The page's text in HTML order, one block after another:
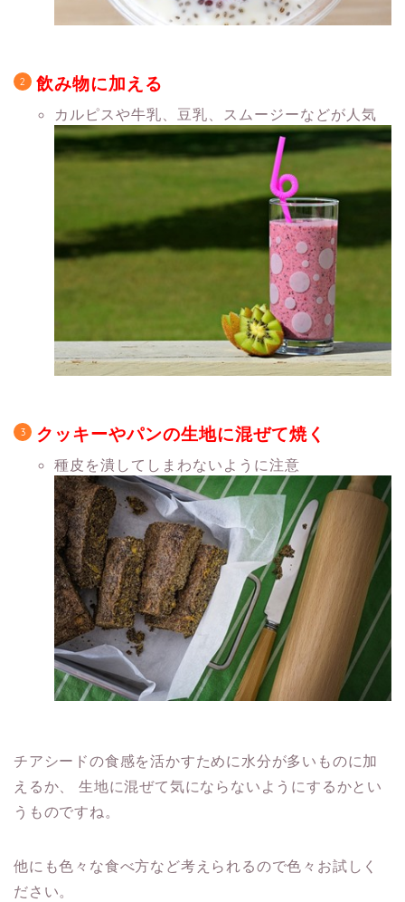
飲み物に加える
カルピスや牛乳、豆乳、スムージーなどが人気
クッキーやパンの生地に混ぜて焼く
種皮を潰してしまわないように注意
チアシードの食感を活かすために水分が多いものに加
えるか、
生地に混ぜて気にならないようにするかとい
うものですね。
他にも色々な食べ方など考えられるので色々お試しく
ださい。